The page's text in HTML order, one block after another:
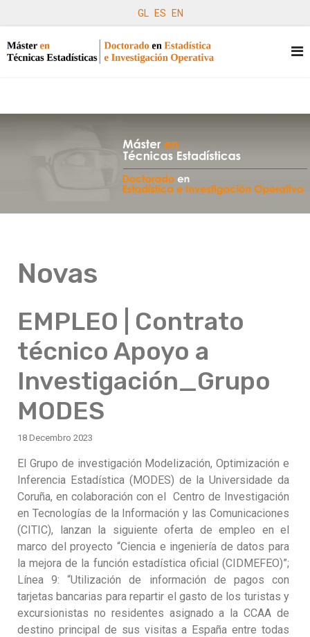
GL ES EN
Novas
EMPLEO | Contrato
técnico Apoyo a
Investigación_Grupo
MODES
18 Decembro 2023
El Grupo de investigación Modelización, Optimización e
Inferencia Estadística (MODES) de la Universidade da
Coruña, en colaboración con el Centro de Investigación
en Tecnologías de la Información y las Comunicaciones
(CITIC), lanzan la siguiente oferta de empleo en el
marco del proyecto “Ciencia e ingeniería de datos para
la mejora de la función estadística oficial (CIDMEFEO)”;
Línea 9: “Utilización de información de pagos con
tarjetas bancarias para repartir el gasto de los turistas y
excursionistas no residentes asignado a la CCAA de
destino principal de sus visitas a España entre todas